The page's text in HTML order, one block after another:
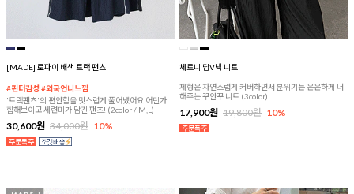
[MADE] 로파이 배색 트랙 팬츠
#핀터감성 #외국언니느낌
'트랙팬츠'의 편안함을 멋스럽게 풀어냈어요 어딘가
힙해보이고 세련미가 담긴 팬츠! (2color / M,L)
30,600원 34,000원 10%
체르니 딥V넥 니트
체형은 자연스럽게 커버하면서 분위기는 은은하게 더
해주는 꾸안꾸 니트 (3color)
17,900원 19,800원 10%